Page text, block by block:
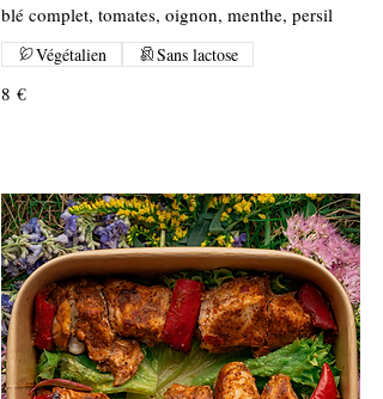
blé complet, tomates, oignon, menthe, persil
8 €
Végétalien Sans lactose